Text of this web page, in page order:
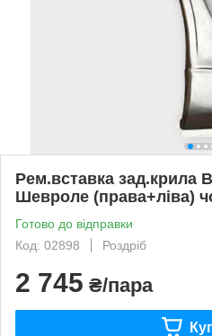
Рем.вставка зад.крила
Шевроле (права+ліва)
Готово до відправки
Код: 02898
Роздріб
2 745 ₴/пара